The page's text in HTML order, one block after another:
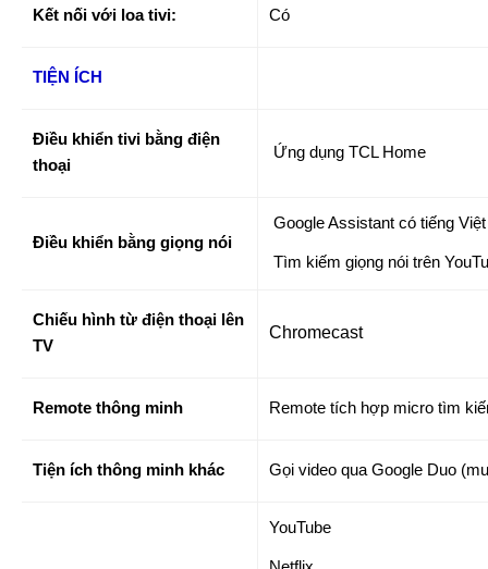
Kết nối với loa tivi: Có
TIỆN ÍCH
Điều khiển tivi bằng điện
thoại
Ứng dụng TCL Home
Điều khiển bằng giọng nói
Google Assistant có tiếng Việt
Tìm kiếm giọng nói trên
Chiếu hình từ điện thoại lên
TV
Chromecast
Remote thông minh Remote tích hợp micro tìm
Tiện ích thông minh khác Gọi video qua Google Duo
YouTube